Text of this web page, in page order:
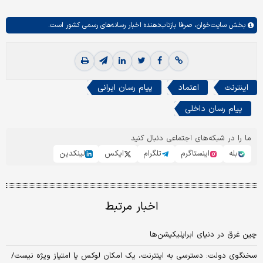
بخش سایت‌خوان، صرفا بازتاب‌دهنده اخبار رسانه‌های رسمی کشور است.
اینترنت اعتماد
پیام رسان ایرانی
پیام رسان داخلی
ما را در شبکه‌های اجتماعی دنبال کنید
بله
اینستاگرم تلگرام ایکس لینکدین
اخبار مرتبط
چین غرق در دنیای ابراپلیکیشن‌ها
سخنگوی دولت: دسترسی به اینترنت، یک امکان لوکس یا امتیاز ویژه نیست/